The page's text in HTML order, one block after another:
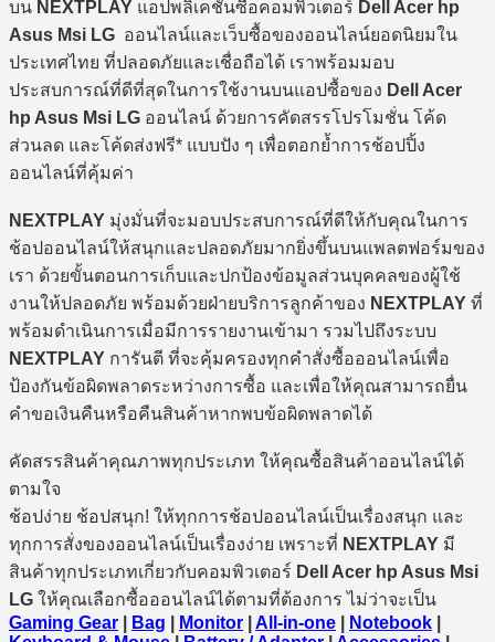
บน NEXTPLAY แอปพลิเคชันซื้อคอมพิวเตอร์ Dell Acer hp
Asus Msi LG ออนไลน์และเว็บซื้อของออนไลน์ยอดนิยมใน
ประเทศไทย ที่ปลอดภัยและเชื่อถือได้ เราพร้อมมอบ
ประสบการณ์ที่ดีที่สุดในการใช้งานบนแอปซื้อของ Dell Acer
hp Asus Msi LG ออนไลน์ ด้วยการคัดสรรโปรโมชั่น โค้ด
ส่วนลด และโค้ดส่งฟรี* แบบปัง ๆ เพื่อตอกย้ำการช้อปปิ้ง
ออนไลน์ที่คุ้มค่า
NEXTPLAY มุ่งมั่นที่จะมอบประสบการณ์ที่ดีให้กับคุณในการ
ช้อปออนไลน์ให้สนุกและปลอดภัยมากยิ่งขึ้นบนแพลตฟอร์มของ
เรา ด้วยขั้นตอนการเก็บและปกป้องข้อมูลส่วนบุคคลของผู้ใช้
งานให้ปลอดภัย พร้อมด้วยฝ่ายบริการลูกค้าของ NEXTPLAY ที่
พร้อมดำเนินการเมื่อมีการรายงานเข้ามา รวมไปถึงระบบ
NEXTPLAY การันตี ที่จะคุ้มครองทุกคำสั่งซื้อออนไลน์เพื่อ
ป้องกันข้อผิดพลาดระหว่างการซื้อ และเพื่อให้คุณสามารถยื่น
คำขอเงินคืนหรือคืนสินค้าหากพบข้อผิดพลาดได้
คัดสรรสินค้าคุณภาพทุกประเภท ให้คุณซื้อสินค้าออนไลน์ได้
ตามใจ
ช้อปง่าย ช้อปสนุก! ให้ทุกการช้อปออนไลน์เป็นเรื่องสนุก และ
ทุกการสั่งของออนไลน์เป็นเรื่องง่าย เพราะที่ NEXTPLAY มี
สินค้าทุกประเภทเกี่ยวกับคอมพิวเตอร์ Dell Acer hp Asus Msi
LG ให้คุณเลือกซื้อออนไลน์ได้ตามที่ต้องการ ไม่ว่าจะเป็น
Gaming Gear
Bag Monitor All-in-one Notebook